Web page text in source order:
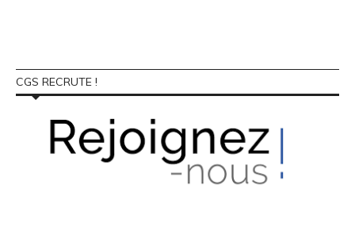
CGS RECRUTE !